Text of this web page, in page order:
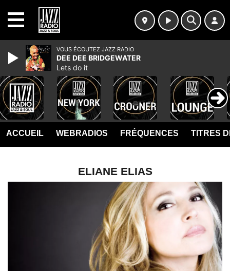
ACCUEIL WEBRADIOS FRÉQUENCES TITRES
ELIANE ELIAS
VOUS ÉCOUTEZ JAZZ RADIO
DEE DEE BRIDGEWATER
Lets do it